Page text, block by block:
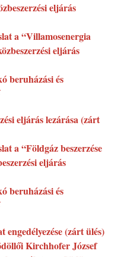
eljárás
a “Villamosenergia
eljárás
beruházási és
eljárás lezárása (zárt
a “Földgáz beszerzése
eljárás
beruházási és
engedélyezése (zárt ülés)
Kirchhofer József